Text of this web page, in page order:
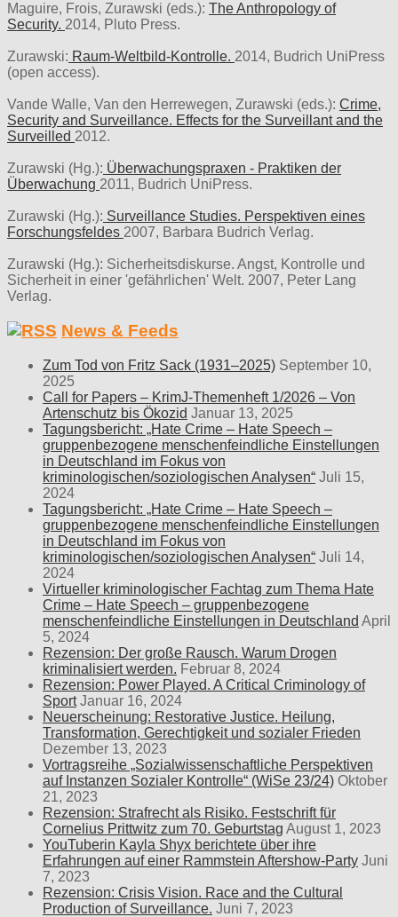
Maguire, Frois, Zurawski (eds.): The Anthropology of
Security. 2014, Pluto Press.
Zurawski: Raum-Weltbild-Kontrolle. 2014, Budrich UniPress
(open access).
Vande Walle, Van den Herrewegen, Zurawski (eds.): Crime,
Security and Surveillance. Effects for the Surveillant and the
Surveilled 2012.
Zurawski (Hg.): Überwachungspraxen - Praktiken der
Überwachung 2011, Budrich UniPress.
Zurawski (Hg.): Surveillance Studies. Perspektiven eines
Forschungsfeldes 2007, Barbara Budrich Verlag.
Zurawski (Hg.): Sicherheitsdiskurse. Angst, Kontrolle und
Sicherheit in einer 'gefährlichen' Welt. 2007, Peter Lang
Verlag.
News & Feeds
Zum Tod von Fritz Sack (1931–2025) September 10,
2025
Call for Papers – KrimJ-Themenheft 1/2026 – Von
Artenschutz bis Ökozid Januar 13, 2025
Tagungsbericht: „Hate Crime – Hate Speech –
gruppenbezogene menschenfeindliche Einstellungen
in Deutschland im Fokus von
kriminologischen/soziologischen Analysen“ Juli 15,
2024
Tagungsbericht: „Hate Crime – Hate Speech –
gruppenbezogene menschenfeindliche Einstellungen
in Deutschland im Fokus von
kriminologischen/soziologischen Analysen“ Juli 14,
2024
Virtueller kriminologischer Fachtag zum Thema Hate
Crime – Hate Speech – gruppenbezogene
menschenfeindliche Einstellungen in Deutschland April
5, 2024
Rezension: Der große Rausch. Warum Drogen
kriminalisiert werden. Februar 8, 2024
Rezension: Power Played. A Critical Criminology of
Sport Januar 16, 2024
Neuerscheinung: Restorative Justice. Heilung,
Transformation, Gerechtigkeit und sozialer Frieden
Dezember 13, 2023
Vortragsreihe „Sozialwissenschaftliche Perspektiven
auf Instanzen Sozialer Kontrolle“ (WiSe 23/24) Oktober
21, 2023
Rezension: Strafrecht als Risiko. Festschrift für
Cornelius Prittwitz zum 70. Geburtstag August 1, 2023
YouTuberin Kayla Shyx berichtete über ihre
Erfahrungen auf einer Rammstein Aftershow-Party Juni
7, 2023
Rezension: Crisis Vision. Race and the Cultural
Production of Surveillance. Juni 7, 2023